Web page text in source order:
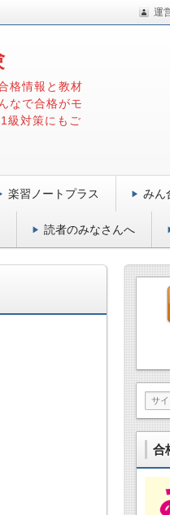
運
格情報と教材
なで合格がモ
級対策にもご
楽習ノートプラス みん
読者のみなさんへ
合